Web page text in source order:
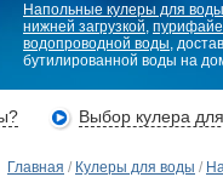
Напольные кулеры для воды
нижней загрузкой,
водопроводной воды,
бутилированной воды на
Выбор кулера
Главная / Кулеры для воды /